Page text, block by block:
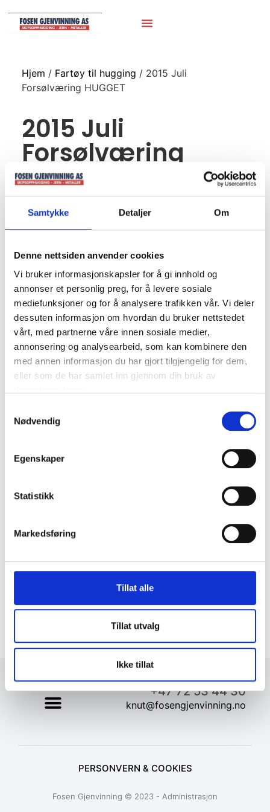
Samtykke Detaljer Om
Denne nettsiden anvender cookies
Vi bruker informasjonskapsler for å gi innhold og
annonser et personlig preg, for å levere sosiale
mediefunksjoner og for å analysere trafikken vår. Vi deler
dessuten informasjon om hvordan du bruker nettstedet
vårt, med partnerne våre innen sosiale medier,
annonsering og analysearbeid, som kan kombinere den
med annen informasjon du har gjort tilgjengelig for dem,
eller som de har samlet inn gjennom din bruk av
Nødvendig
Egenskaper
Statistikk
Markedsføring
Tillat alle
Tillat utvalg
Ikke tillat
Hjem / Fartøy til hugging / 2015 Juli
Forsølværing HUGGET
2015 Juli
Forsølværing
HUGGET
Juli 2015
+47 72 53 44 30
knut@fosengjenvinning.no
PERSONVERN & COOKIES
Fosen Gjenvinning © 2023 - Administrasjon